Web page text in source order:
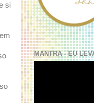
si
MANTRA - EU